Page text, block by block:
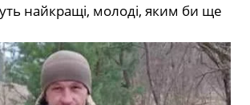
найкращі, молоді, яким би ще